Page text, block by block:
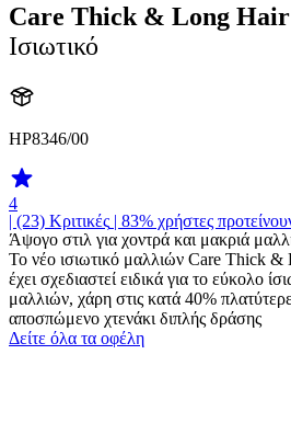
Care Thick & Long Hair
Ισιωτικό
HP8346/00
4
| (23) Κριτικές | 83% χρήστες
Άψογο στιλ για χοντρά και μακριά
Το νέο ισιωτικό μαλλιών Care Thick
έχει σχεδιαστεί ειδικά για το εύκολο
μαλλιών, χάρη στις κατά 40%
αποσπώμενο χτενάκι διπλής δράσης
Δείτε όλα τα οφέλη